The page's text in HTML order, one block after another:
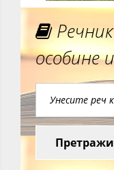
Речник
особине
Претражи